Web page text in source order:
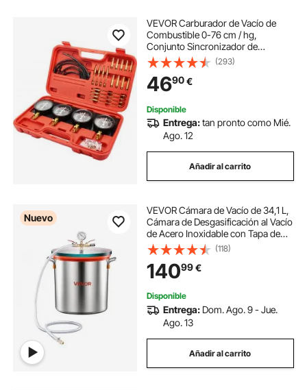
VEVOR Carburador de Vacío de
Combustible 0-76 cm / hg,
Conjunto Sincronizador de
Carburador de Vacío de
Combustible, Sincronizar
Carburador con 4 Medidores
Sincronizadores con Placa Fija para
Bombas
(293)
4690€
Disponible
Entrega:tan pronto como Mié.
Ago. 12
Añadir al carrito
Nuevo
VEVOR Cámara de Vacío de 34,1 L,
Cámara de Desgasificación al Vacío
de Acero Inoxidable con Tapa de
Vidrio Templado, Manguera, Filtro
de Aire, para Fundición de Resina,
Estabilización de Madera
(118)
14099€
Disponible
Entrega: Dom. Ago. 9 - Jue.
Ago. 13
Añadir al carrito